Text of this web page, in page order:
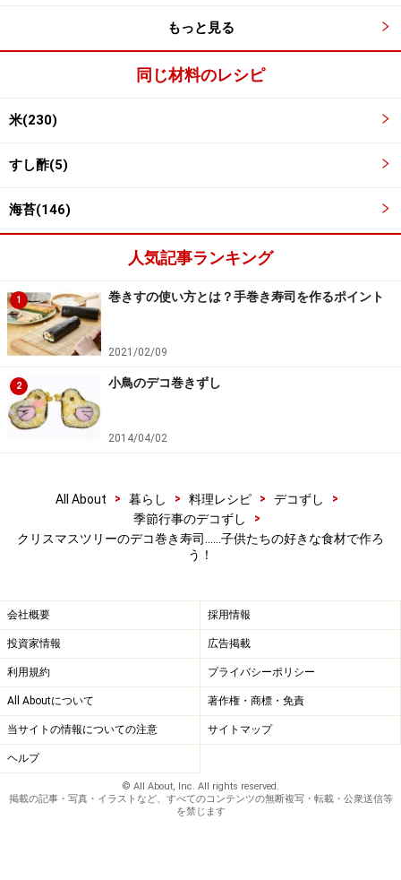
3
巻き簾でしずく型に整える
手前の海苔の端と巻き簾の端を合わせて、向こう側の海
苔はしまで折り、巻き簾でしずく型に整えます。
4
合計9個のツリーのパーツができる
もっと見る
同じ材料のレシピ
米(230)
すし酢(5)
海苔(146)
人気記事ランキング
1 巻きすの使い方とは？手巻き寿司を作るポイント
2021/02/09
2 小鳥のデコ巻きずし
2014/04/02
All About > 暮らし > 料理レシピ > デコずし
>
季節行事のデコずし
>
クリスマスツリーのデコ巻き寿司……子供たちの好きな食材で作ろ
う！
会社概要 採用情報
投資家情報 広告掲載
利用規約 プライバシーポリシー
All Aboutについて 著作権・商標・免責
当サイトの情報についての注意 サイトマップ
ヘルプ
© All About, Inc. All rights reserved.
掲載の記事・写真・イラストなど、すべてのコンテンツの無断複写・転載・公衆送信等
を禁じます